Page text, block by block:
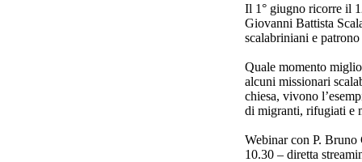
Il 1° giugno ricorre il
Giovanni Battista
scalabriniani e
Quale momento
alcuni missionari
chiesa, vivono
di migranti, rifugiati e
Webinar con P.
10.30 – diretta